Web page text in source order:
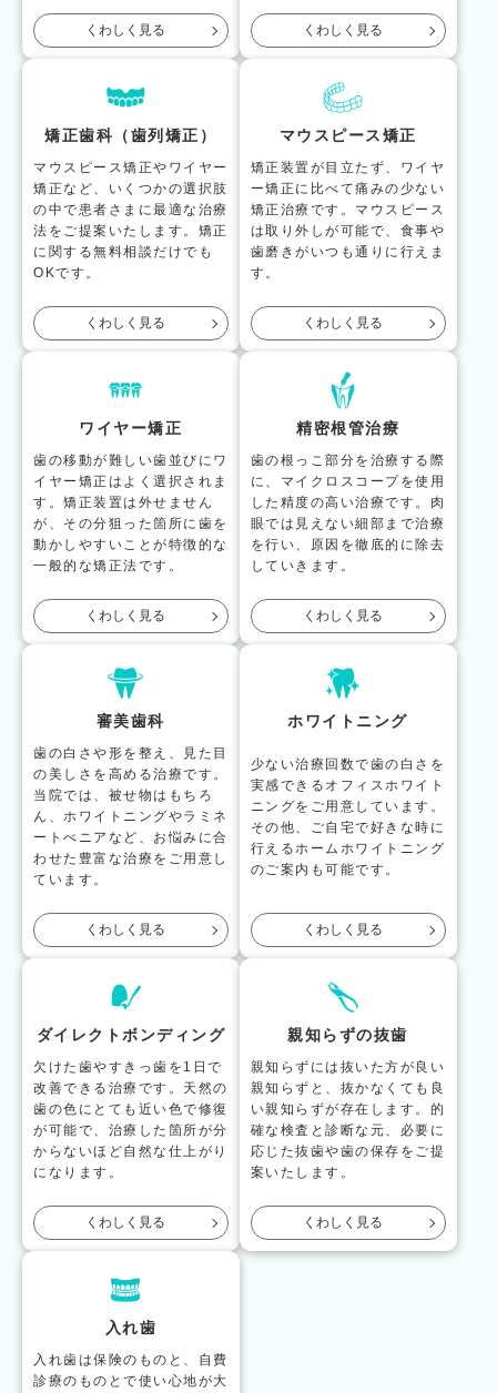
くわしく見る くわしく見る
矯正歯科（歯列矯正）
マウスピース矯正やワイヤー
矯正など、いくつかの選択肢
の中で患者さまに最適な治療
法をご提案いたします。矯正
に関する無料相談だけでも
OKです。
くわしく見る
マウスピース矯正
矯正装置が目立たず、ワイヤ
ー矯正に比べて痛みの少ない
矯正治療です。マウスピース
は取り外しが可能で、食事や
歯磨きがいつも通りに行えま
す。
くわしく見る
ワイヤー矯正
歯の移動が難しい歯並びにワ
イヤー矯正はよく選択されま
す。矯正装置は外せません
が、その分狙った箇所に歯を
動かしやすいことが特徴的な
一般的な矯正法です。
くわしく見る
精密根管治療
歯の根っこ部分を治療する際
に、マイクロスコープを使用
した精度の高い治療です。肉
眼では見えない細部まで治療
を行い、原因を徹底的に除去
していきます。
くわしく見る
審美歯科
歯の白さや形を整え、見た目
の美しさを高める治療です。
当院では、被せ物はもちろ
ん、ホワイトニングやラミネ
ートべニアなど、お悩みに合
わせた豊富な治療をご用意し
ています。
くわしく見る
ホワイトニング
少ない治療回数で歯の白さを
実感できるオフィスホワイト
ニングをご用意しています。
その他、ご自宅で好きな時に
行えるホームホワイトニング
のご案内も可能です。
くわしく見る
ダイレクトボンディング
欠けた歯やすきっ歯を1日で
改善できる治療です。天然の
歯の色にとても近い色で修復
が可能で、治療した箇所が分
からないほど自然な仕上がり
になります。
くわしく見る
親知らずの抜歯
親知らずには抜いた方が良い
親知らずと、抜かなくても良
い親知らずが存在します。的
確な検査と診断な元、必要に
応じた抜歯や歯の保存をご提
案いたします。
くわしく見る
入れ歯
入れ歯は保険のものと、自費
診療のものとで使い心地が大